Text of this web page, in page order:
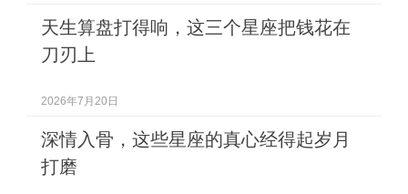
天生算盘打得响，这三个星座把钱花在
刀刃上
2026年7月20日
深情入骨，这些星座的真心经得起岁月
打磨